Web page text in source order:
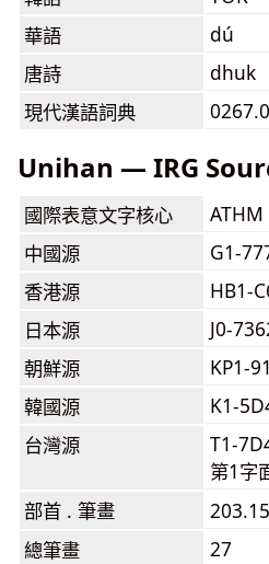
華語
dú
唐詩
dhuk
現代漢語詞典
Unihan — IRG
國際表意文字核心
ATHM
中國源
G1-
香港源
HB1-
日本源
J0-
朝鮮源
KP1-
韓國源
K1-
台灣源
T1-
第1字
部首 . 筆畫
總筆畫
27